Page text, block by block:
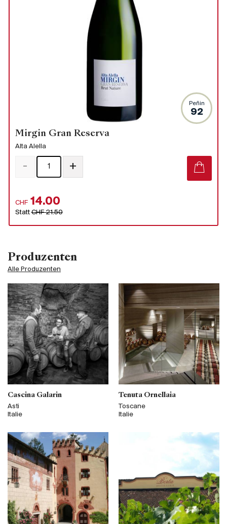
Produzenten
Alle Produzenten
Cascina Galarin
Asti
Italie
Tenuta Ornellaia
Toscane
Italie
Peñin
92
Mirgin Gran Reserva
Alta Alella
CHF 14.00
StattCHF 21.50
- +